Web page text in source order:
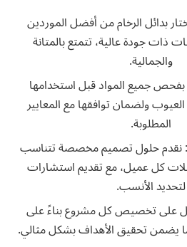
بدائل الرخام من أفضل الموردين
ذات جودة عالية، تتمتع بالمتانة
والجمالية.
جميع المواد قبل استخدامها
ولضمان توافقها مع المعايير
المطلوبة.
حلول تصميم مخصصة تتناسب
كل عميل، مع تقديم استشارات
لتحديد الأنسب.
تخصيص كل مشروع بناءً على
يضمن تحقيق الأهداف بشكل مثالي.